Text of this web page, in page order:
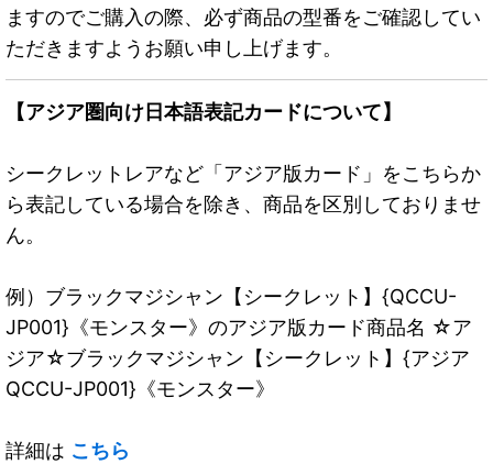
ますのでご購入の際、必ず商品の型番をご確認してい
ただきますようお願い申し上げます。
【アジア圏向け日本語表記カードについて】
シークレットレアなど「アジア版カード」をこちらか
ら表記している場合を除き、商品を区別しておりませ
ん。
例）ブラックマジシャン【シークレット】{QCCU-
JP001}《モンスター》のアジア版カード商品名 ☆ア
ジア☆ブラックマジシャン【シークレット】{アジア
QCCU-JP001}《モンスター》
詳細は こちら